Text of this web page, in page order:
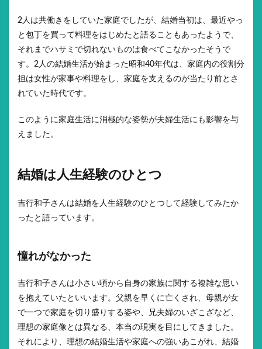
2人は共働きをしていた家庭でしたが、結婚当初は、最近やっ
と包丁を買って料理をはじめたと語ることもあったようで、
それまでハサミで切れないものは食べてこなかったそうで
す。2人の結婚生活が始まった昭和40年代は、家庭内の役割分
担は女性が家事や料理をし、家庭を支えるのが当たり前とさ
れていた時代です。
このように家庭生活に消極的な姿勢が夫婦生活にも影響を与
えました。
結婚は人生経験のひとつ
吉行和子さんは結婚を人生経験のひとつして経験してみたか
ったと語っています。
憧れがなかった
吉行和子さんは小さい頃から自身の家族に関する複雑な思い
を抱えていたといいます。父親を早くに亡くされ、母親が女
で一つで家庭を切り盛りする姿や、兄夫婦のいざこざなど、
理想の家庭像とは異なる、本当の現実を目にしてきました。
それにより、理想の結婚生活や家庭への強いあこがれ、結婚